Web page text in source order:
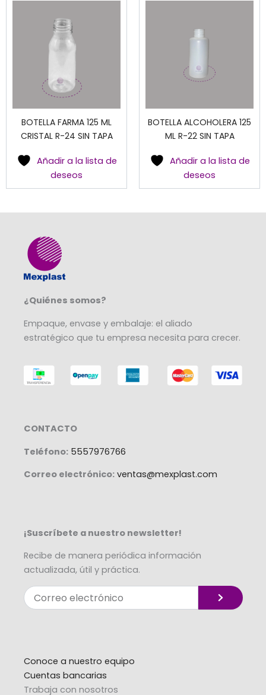
BOTELLA FARMA 125 ML
CRISTAL R-24 SIN TAPA
Añadir a la lista de
deseos
BOTELLA ALCOHOLERA 125
ML R-22 SIN TAPA
Añadir a la lista de
deseos
¿Quiénes somos?
Empaque, envase y embalaje: el aliado
estratégico que tu empresa necesita para crecer.
CONTACTO
Teléfono: 5557976766
Correo electrónico: ventas@mexplast.com
¡Suscríbete a nuestro newsletter!
Recibe de manera periódica información
actualizada, útil y práctica.
Correo
electrónico
Enviar
Conoce a nuestro equipo
Cuentas bancarias
Trabaja con nosotros